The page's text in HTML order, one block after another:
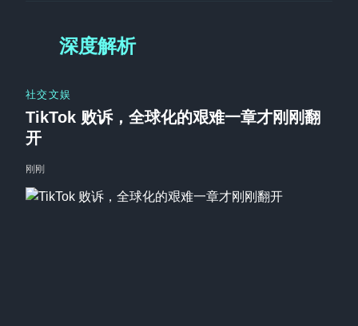
深度解析
社交文娱
TikTok 败诉，全球化的艰难一章才刚刚翻
开
刚刚